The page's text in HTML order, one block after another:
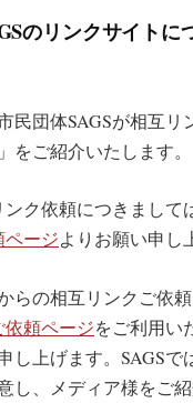
のリンクサイトに
民団体SAGSが相互リ
をご紹介いたします。
ンク依頼につきまして
ページよりお願い申し
らの相互リンクご依
依頼ページをご利用い
し上げます。SAGSで
し、メディア様をご